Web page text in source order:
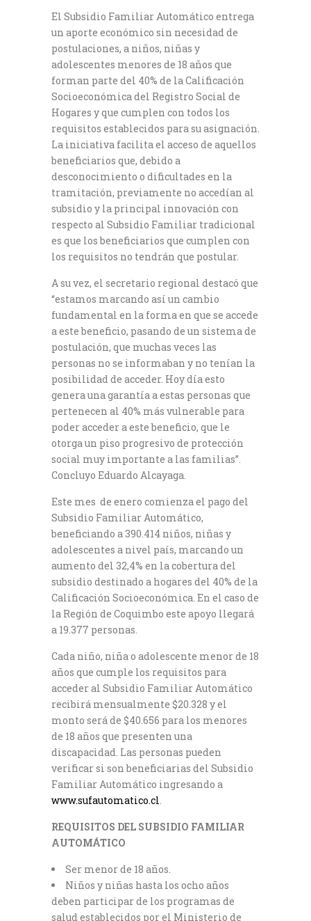
El Subsidio Familiar Automático entrega
un aporte económico sin necesidad de
postulaciones, a niños, niñas y
adolescentes menores de 18 años que
forman parte del 40% de la Calificación
Socioeconómica del Registro Social de
Hogares y que cumplen con todos los
requisitos establecidos para su asignación.
La iniciativa facilita el acceso de aquellos
beneficiarios que, debido a
desconocimiento o dificultades en la
tramitación, previamente no accedían al
subsidio y la principal innovación con
respecto al Subsidio Familiar tradicional
es que los beneficiarios que cumplen con
los requisitos no tendrán que postular.
A su vez, el secretario regional destacó que
“estamos marcando así un cambio
fundamental en la forma en que se accede
a este beneficio, pasando de un sistema de
postulación, que muchas veces las
personas no se informaban y no tenían la
posibilidad de acceder. Hoy día esto
genera una garantía a estas personas que
pertenecen al 40% más vulnerable para
poder acceder a este beneficio, que le
otorga un piso progresivo de protección
social muy importante a las familias”.
Concluyo Eduardo Alcayaga.
Este mes de enero comienza el pago del
Subsidio Familiar Automático,
beneficiando a 390.414 niños, niñas y
adolescentes a nivel país, marcando un
aumento del 32,4% en la cobertura del
subsidio destinado a hogares del 40% de la
Calificación Socioeconómica. En el caso de
la Región de Coquimbo este apoyo llegará
a 19.377 personas.
Cada niño, niña o adolescente menor de 18
años que cumple los requisitos para
acceder al Subsidio Familiar Automático
recibirá mensualmente $20.328 y el
monto será de $40.656 para los menores
de 18 años que presenten una
discapacidad. Las personas pueden
verificar si son beneficiarias del Subsidio
Familiar Automático ingresando a
www.sufautomatico.cl.
REQUISITOS DEL SUBSIDIO FAMILIAR
AUTOMÁTICO
Ser menor de 18 años.
Niños y niñas hasta los ocho años
deben participar de los programas de
salud establecidos por el Ministerio de